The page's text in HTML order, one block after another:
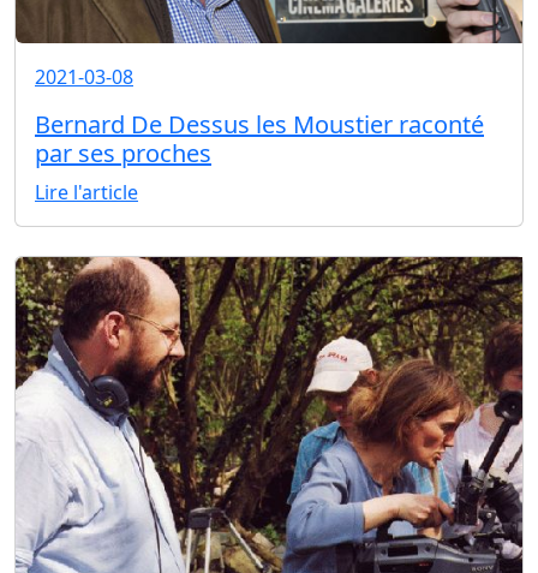
2021-03-08
Bernard De Dessus les Moustier raconté
par ses proches
Lire l'article